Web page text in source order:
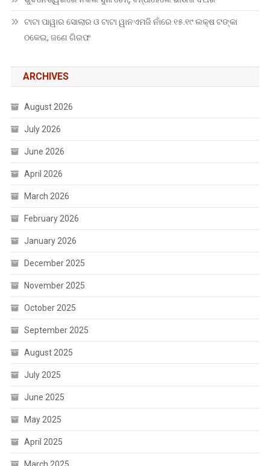
ଟାଟା ପାୱାର ସୋଲାର ଓ ଟାଟା ୱାନଏମଜି ନାଁରେ ୧୫.୧୯ ଲକ୍ଷ ଟଙ୍କା
ଠକେଇ, ଜଣେ ଗିରଫ
ARCHIVES
August 2026
July 2026
June 2026
April 2026
March 2026
February 2026
January 2026
December 2025
November 2025
October 2025
September 2025
August 2025
July 2025
June 2025
May 2025
April 2025
March 2025